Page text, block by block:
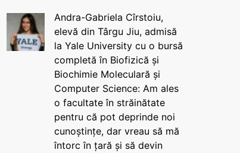
Andra-Gabriela Cîrstoiu,
elevă din Târgu Jiu, admisă
la Yale University cu o bursă
completă în Biofizică și
Biochimie Moleculară și
Computer Science: Am ales
o facultate în străinătate
pentru că pot deprinde noi
cunoștințe, dar vreau să mă
întorc în țară și să devin